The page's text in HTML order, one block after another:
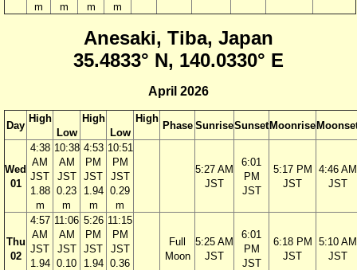
m
m
m
m
Anesaki, Tiba, Japan
35.4833° N, 140.0330° E
April 2026
Day
High
Low
High
Low
High
Phase SunriseSunsetMoonrise
Wed
01
4:38
AM
JST
1.88
m
10:38
AM
JST
0.23
m
4:53
PM
JST
1.94
m
10:51
PM
JST
0.29
m
5:27 AM
JST
6:01
PM
JST
5:17 PM
JST
4:46 AM
JST
Thu
02
4:57
AM
JST
1.94
11:06
AM
JST
0.10
5:26
PM
JST
1.94
11:15
PM
JST
0.36
Full
Moon
5:25 AM
JST
6:01
PM
JST
6:18 PM
JST
5:10 AM
JST